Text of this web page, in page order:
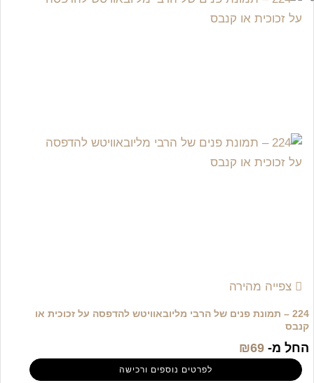
צפייה מהירה
224 – תמונת פנים של הרבי מליובאוויטש להדפסה על זכוכית או
קנבס
החל מ- ₪69
לפרטים נוספים ורכישה